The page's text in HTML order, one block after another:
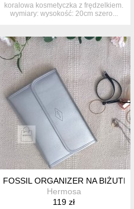
koralowa kosmetyczka z frędzelkiem.
wymiary: wysokość: 20cm szero...
FOSSIL ORGANIZER NA
Hermosa
119 zł